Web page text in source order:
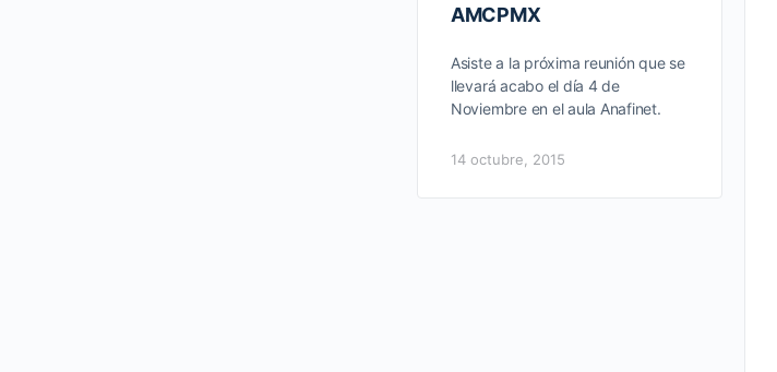
AMCPMX
Asiste a la próxima reunión que se
llevará acabo el día 4 de
Noviembre en el aula Anafinet.
14 octubre, 2015